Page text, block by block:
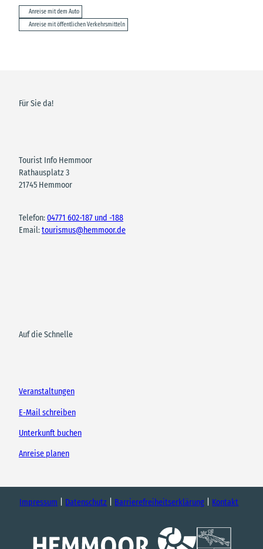
Anreise mit dem Auto
Anreise mit öffentlichen Verkehrsmitteln
Für Sie da!
Tourist Info Hemmoor
Rathausplatz 3
21745 Hemmoor
Telefon:04771 602-187 und -188
Email:tourismus@hemmoor.de
Auf die Schnelle
Veranstaltungen
E-Mail schreiben
Unterkunft buchen
Anreise planen
Impressum Datenschutz Barrierefreiheitserklärung Kontakt